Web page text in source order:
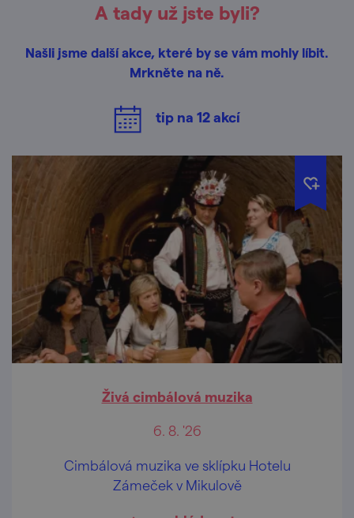
A tady už jste byli?
Našli jsme další akce, které by se vám mohly líbit.
Mrkněte na ně.
tip na 12akcí
Živá cimbálová muzika
6. 8. '26
Cimbálová muzika ve sklípku Hotelu
Zámeček v Mikulově